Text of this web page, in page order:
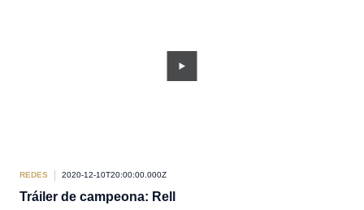
REDES 2020-12-10T20:00:00.000Z
Tráiler de campeona: Rell